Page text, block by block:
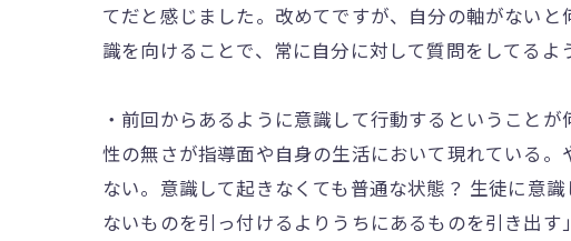
てだと感じました。改めてですが、自分の軸がない
識を向けることで、常に自分に対して質問をしてるよ
・前回からあるように意識して行動するということ
性の無さが指導面や自身の生活において現れている
ない。意識して起きなくても普通な状態？ 生徒に意
ないものを引っ付けるよりうちにあるものを引き出